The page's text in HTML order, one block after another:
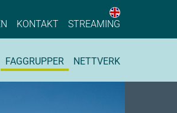
Industry
KONTAKT STREAMING
English
FAGGRUPPER NETTVERK